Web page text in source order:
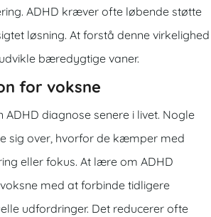
ADHD kræver ofte løbende støtte
løsning. At forstå denne virkelighed
bæredygtige vaner.
for voksne
ADHD diagnose senere i livet. Nogle
sig over, hvorfor de kæmper med
eller fokus. At lære om ADHD
med at forbinde tidligere
udfordringer. Det reducerer ofte